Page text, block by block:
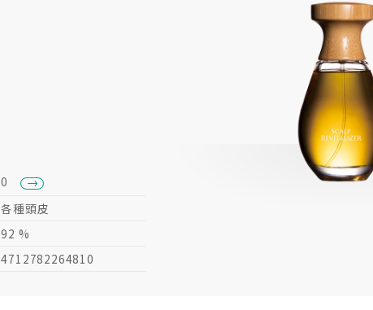
0
各種頭皮
92 %
4712782264810